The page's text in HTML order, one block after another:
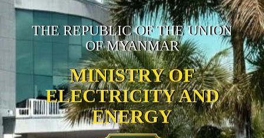
THE REPUBLIC OF THE UNION
OF MYANMAR
MINISTRY OF
ELECTRICITY AND
ENERGY